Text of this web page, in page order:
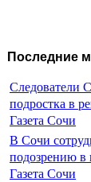
Последние
Следователи
подростка в
Газета Сочи
В Сочи
подозрению в
Газета Сочи